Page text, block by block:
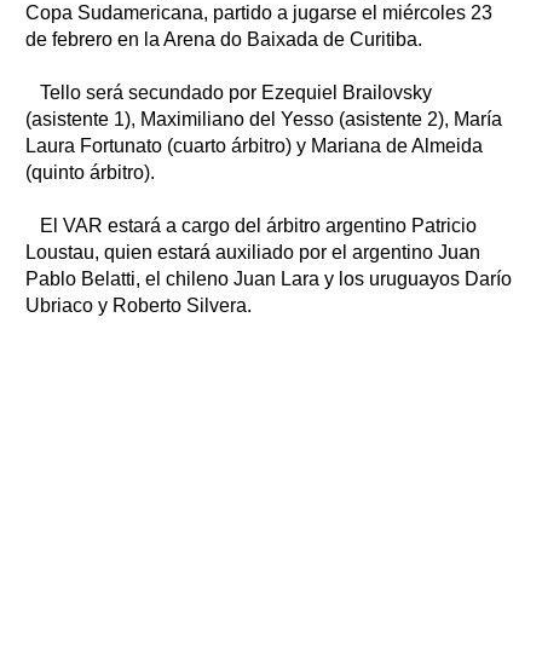
Servicios
Farmacias
Loterías
Datos Útiles
Fúnebres
Teléfonos de urgencia
Copa Sudamericana, partido a jugarse el miércoles 23
de febrero en la Arena do Baixada de Curitiba.
Tello será secundado por Ezequiel Brailovsky
(asistente 1), Maximiliano del Yesso (asistente 2), María
Laura Fortunato (cuarto árbitro) y Mariana de Almeida
(quinto árbitro).
El VAR estará a cargo del árbitro argentino Patricio
Loustau, quien estará auxiliado por el argentino Juan
Pablo Belatti, el chileno Juan Lara y los uruguayos Darío
Ubriaco y Roberto Silvera.